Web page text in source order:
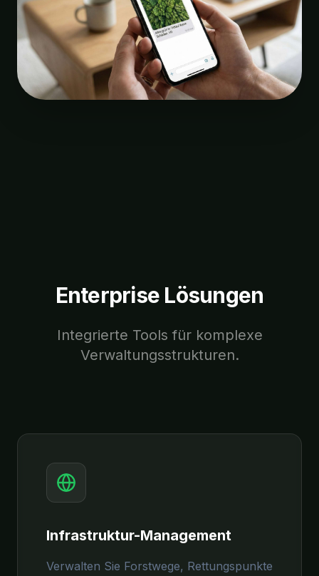
Enterprise Lösungen
Integrierte Tools für komplexe
Verwaltungsstrukturen.
Infrastruktur-Management
Verwalten Sie Forstwege, Rettungspunkte